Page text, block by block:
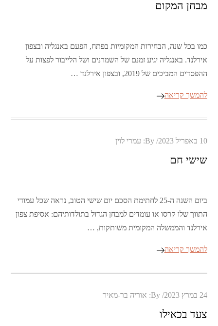
מבחן המקום
כמו בכל שנה, הבחירות המקומיות בפתח, הפעם באנגליה ובצפון
אירלנד. באנגליה יגיע זמנם של השמרנים ושל הלייבור לפצות על
ההפסדים המביכים של 2019, ובצפון אירלנד …
להמשך קריאה
Posted
10 באפריל 2023 By: עמרי לוין
שישי חם
ביום השנה ה-25 לחתימת הסכם יום שישי הטוב, נראה שכל עמודי
התווך שלו קרסו או עומדים למבחן הגדול בתולדותיהם: אסיפת צפון
אירלנד והממשלה המקומית משותקות, …
להמשך קריאה
Posted
24 במרץ 2023 By: אוריה בר-מאיר
צעד בכאילו